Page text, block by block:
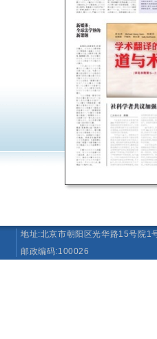
地址:北京市朝阳区光华路15号院1
邮政编码:100026